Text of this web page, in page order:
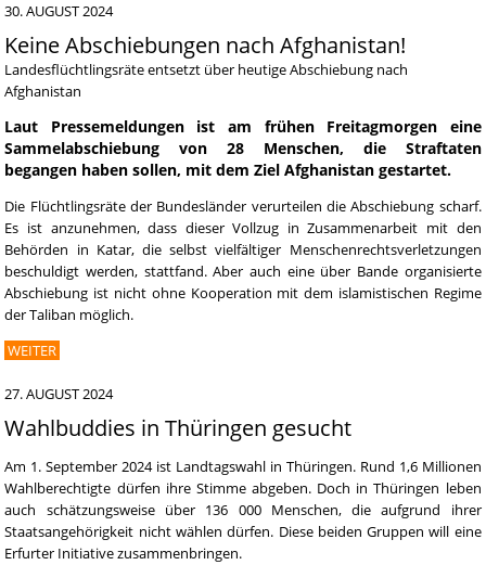
30. AUGUST 2024
Keine Abschiebungen nach Afghanistan!
Landesflüchtlingsräte entsetzt über heutige Abschiebung nach
Afghanistan
Laut Pressemeldungen ist am frühen Freitagmorgen eine
Sammelabschiebung von 28 Menschen, die Straftaten
begangen haben sollen, mit dem Ziel Afghanistan gestartet.
Die Flüchtlingsräte der Bundesländer verurteilen die Abschiebung scharf.
Es ist anzunehmen, dass dieser Vollzug in Zusammenarbeit mit den
Behörden in Katar, die selbst vielfältiger Menschenrechtsverletzungen
beschuldigt werden, stattfand. Aber auch eine über Bande organisierte
Abschiebung ist nicht ohne Kooperation mit dem islamistischen Regime
der Taliban möglich.
WEITER
27. AUGUST 2024
Wahlbuddies in Thüringen gesucht
Am 1. September 2024 ist Landtagswahl in Thüringen. Rund 1,6 Millionen
Wahlberechtigte dürfen ihre Stimme abgeben. Doch in Thüringen leben
auch schätzungsweise über 136 000 Menschen, die aufgrund ihrer
Staatsangehörigkeit nicht wählen dürfen. Diese beiden Gruppen will eine
Erfurter Initiative zusammenbringen.